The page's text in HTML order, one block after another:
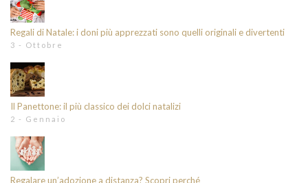
Regali di Natale: i doni più apprezzati sono quelli originali e divertenti
3 - Ottobre
Il Panettone: il più classico dei dolci natalizi
2 - Gennaio
Regalare un’adozione a distanza? Scopri perché